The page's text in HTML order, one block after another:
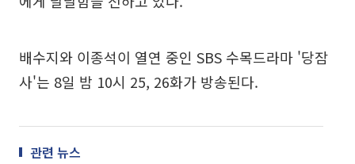
배수지와 이종석이 열연 중인 SBS 수목드라마 '당잠
사'는 8일 밤 10시 25, 26화가 방송된다.
관련 뉴스